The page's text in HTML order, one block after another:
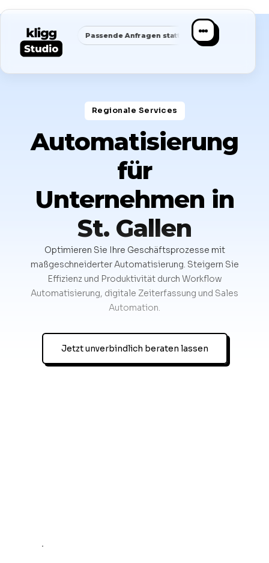
✦ Passende Anfragen statt Masse ✦ Saubere
Regionale Services​
Automatisierung
für
Unternehmen in
St. Gallen
Optimieren Sie Ihre Geschäftsprozesse mit
maßgeschneiderter Automatisierung. Steigern Sie
Effizienz und Produktivität durch Workflow
Automatisierung, digitale Zeiterfassung und Sales
Automation.
Jetzt unverbindlich beraten lassen